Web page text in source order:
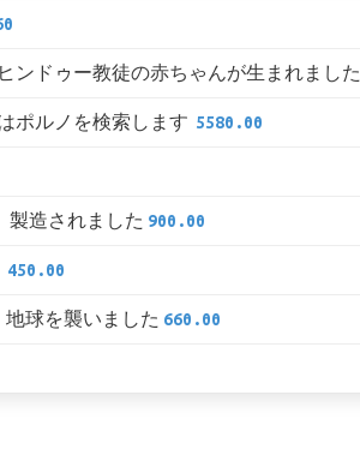
ヒンドゥー教徒の赤ちゃんが生まれました
ポルノを検索します 5580.00
製造されました 900.00
450.00
球を襲いました 660.00